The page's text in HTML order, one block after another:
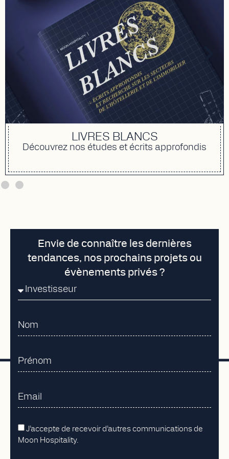
LIVRES BLANCS
Découvrez nos études et écrits approfondis
Envie de connaître les dernières
tendances, nos prochains projets ou
évènements privés ?
J’accepte de recevoir d’autres communications de
Moon Hospitality.